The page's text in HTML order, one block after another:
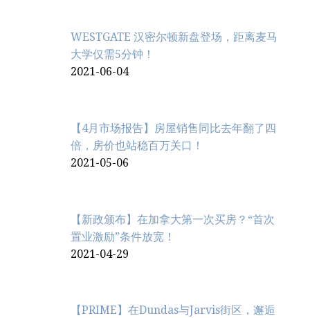
WESTGATE 汉密尔顿新盘登场，距离麦马
大学仅需5分钟！
2021-06-04
【4月市场报告】房屋销售同比去年翻了四
倍，房价也站稳百万关口！
2021-05-06
【新政颁布】在加拿大第一次买房？“首次
置业激励”条件放宽！
2021-04-29
【PRIME】在Dundas与Jarvis街区，邂逅